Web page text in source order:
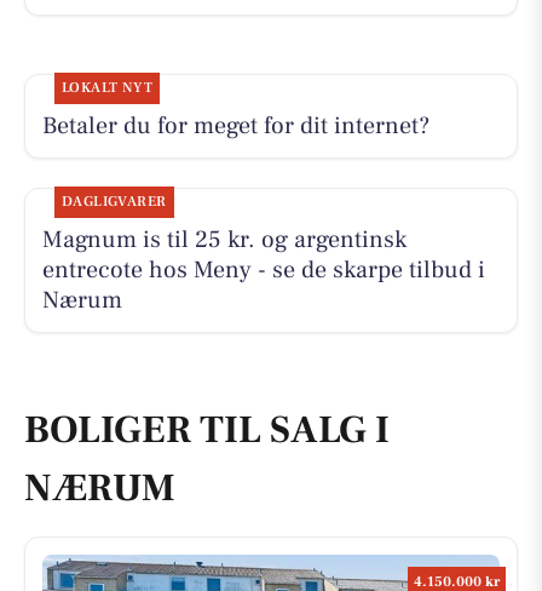
LOKALT NYT
Betaler du for meget for dit internet?
DAGLIGVARER
Magnum is til 25 kr. og argentinsk
entrecote hos Meny - se de skarpe tilbud i
Nærum
BOLIGER TIL SALG I
NÆRUM
4.150.000 kr